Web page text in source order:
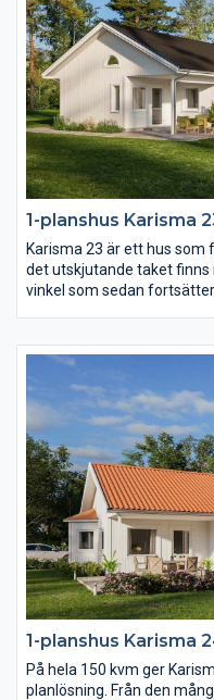
1-planshus Karisma
Karisma 23 är ett hus
det utskjutande taket finns
vinkel som sedan
ryggåstak över
1-planshus Karisma
På hela 150 kvm ger
planlösning. Från den